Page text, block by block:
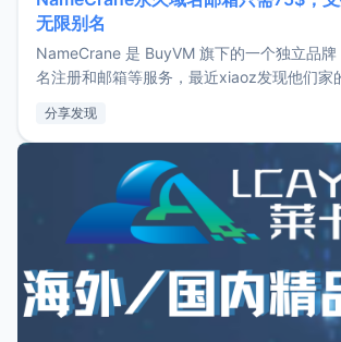
无限别名
NameCrane 是 BuyVM 旗下的一个独立品
名注册和邮箱等服务，最近xiaoz发现他们家
又实惠的域名邮箱，不妨尝试一下
NameCraneNameCrane不支持直接注册，
分享发现